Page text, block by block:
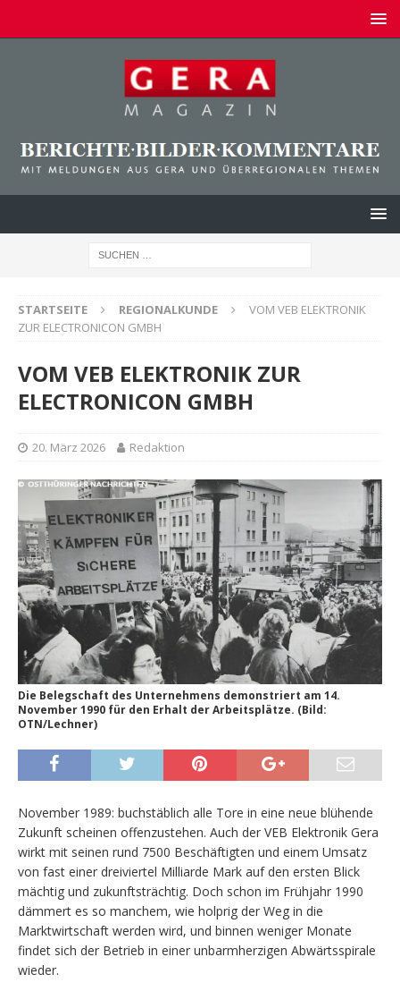
STARTSEITE REGIONALKUNDE
VOM VEB ELEKTRONIK
ZUR ELECTRONICON GMBH
VOM VEB ELEKTRONIK ZUR
ELECTRONICON GMBH
20. März 2026 Redaktion
Die Belegschaft des Unternehmens demonstriert am 14.
November 1990 für den Erhalt der Arbeitsplätze. (Bild:
OTN/Lechner)
November 1989: buchstäblich alle Tore in eine neue blühende
Zukunft scheinen offenzustehen. Auch der VEB Elektronik Gera
wirkt mit seinen rund 7500 Beschäftigten und einem Umsatz
von fast einer dreiviertel Milliarde Mark auf den ersten Blick
mächtig und zukunftsträchtig. Doch schon im Frühjahr 1990
dämmert es so manchem, wie holprig der Weg in die
Marktwirtschaft werden wird, und binnen weniger Monate
findet sich der Betrieb in einer unbarmherzigen Abwärtsspirale
wieder.